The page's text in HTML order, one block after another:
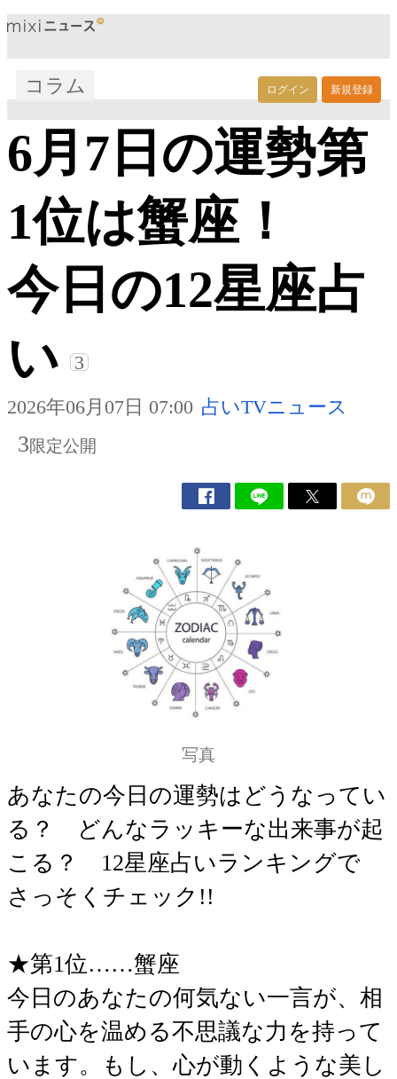
ログイン 新規登録
コラム
6月7日の運勢第
1位は蟹座！
今日の12星座占
い
3
2026年06月07日 07:00 占いTVニュース
3限定公開
写真
あなたの今日の運勢はどうなってい
る？ どんなラッキーな出来事が起
こる？ 12星座占いランキングで
さっそくチェック!!
★第1位……蟹座
今日のあなたの何気ない一言が、相
手の心を温める不思議な力を持って
います。もし、心が動くような美し